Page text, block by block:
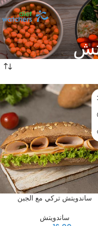
ساندويتش تركي مع الجبن
ساندويتش